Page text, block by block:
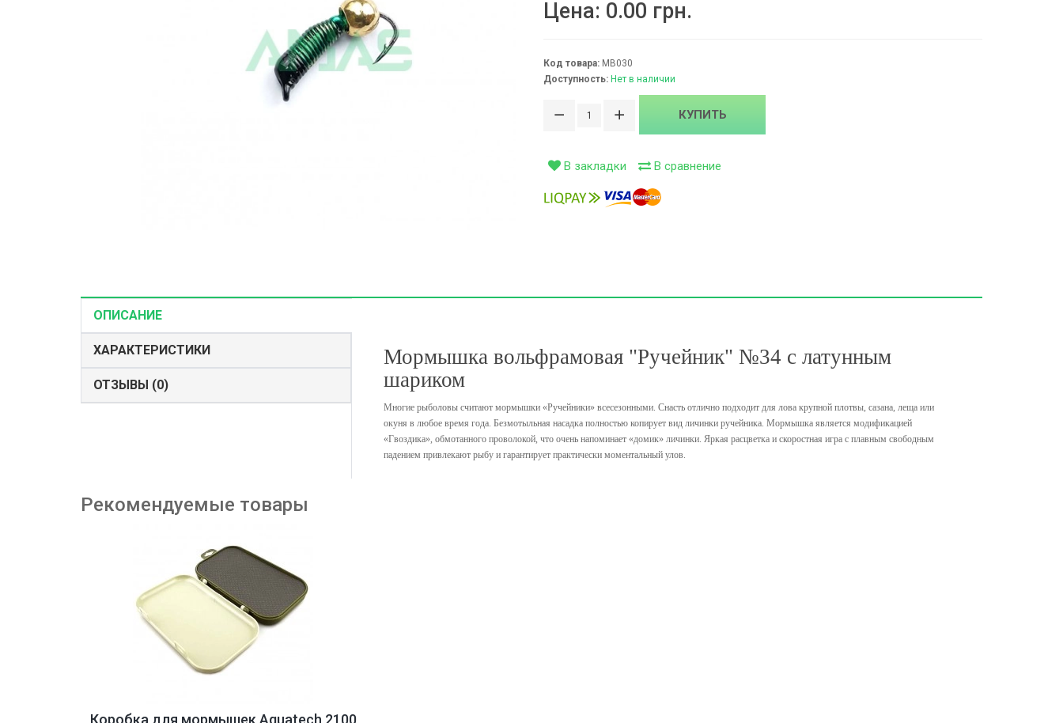
Корма и наживки (0)
Рыболовные сети (99)
Зимние снасти (126)
Цена: 0.00 грн.
Код товара: МВ030
Доступность: Нет в наличии
КУПИТЬ
В закладки В сравнение
ОПИСАНИЕ
ХАРАКТЕРИСТИКИ
ОТЗЫВЫ (0)
Мормышка вольфрамовая "Ручейник" №34 с латунным
шариком
Многие рыболовы считают мормышки «Ручейники» всесезонными. Снасть отлично подходит для лова крупной плотвы, сазана, леща или
окуня в любое время года. Безмотыльная насадка полностью копирует вид личинки ручейника. Мормышка является модификацией
«Гвоздика», обмотанного проволокой, что очень напоминает «домик» личинки. Яркая расцветка и скоростная игра с плавным свободным
падением привлекают рыбу и гарантирует практически моментальный улов.
Рекомендуемые товары
Коробка для мормышек Aquatech 2100